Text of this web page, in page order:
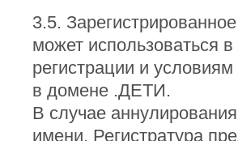
3.5.
может использоваться
регистрации и
в домене .ДЕТИ.
В случае
имени, Регистратура